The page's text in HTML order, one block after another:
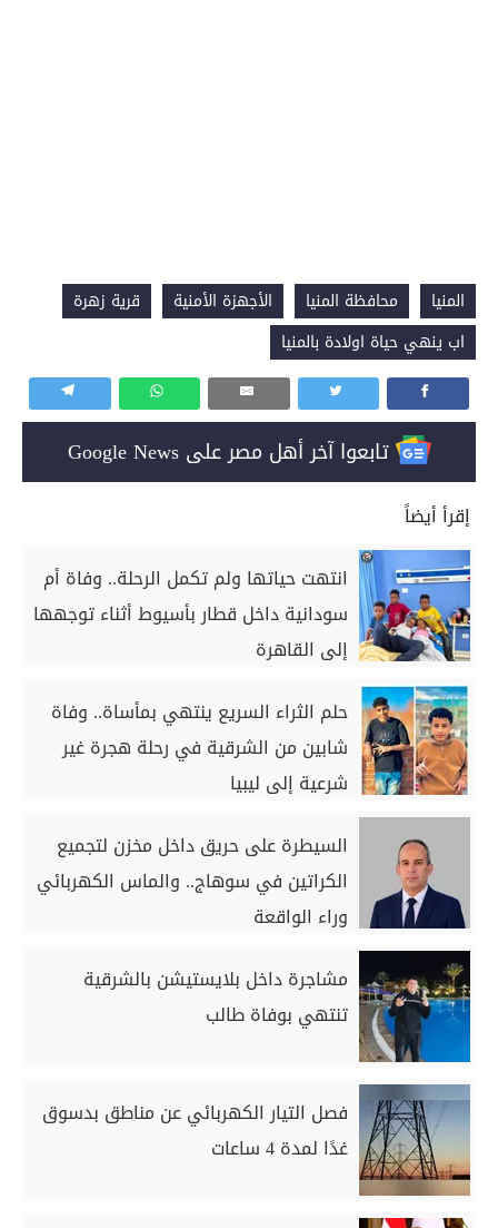
المنيا محافظة المنيا الأجهزة الأمنية
قرية زهرة
اب ينهي حياة اولادة بالمنيا
تابعوا آخر أهل مصر على Google News
إقرأ أيضاً
انتهت حياتها ولم تكمل الرحلة.. وفاة أم
سودانية داخل قطار بأسيوط أثناء توجهها
إلى القاهرة
حلم الثراء السريع ينتهي بمأساة.. وفاة
شابين من الشرقية في رحلة هجرة غير
شرعية إلى ليبيا
السيطرة على حريق داخل مخزن لتجميع
الكراتين في سوهاج.. والماس الكهربائي
وراء الواقعة
مشاجرة داخل بلايستيشن بالشرقية
تنتهي بوفاة طالب
فصل التيار الكهربائي عن مناطق بدسوق
غدًا لمدة 4 ساعات